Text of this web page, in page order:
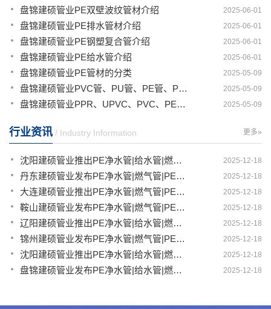
2025-06-01
盘锦建硕管业PE双壁波纹管材介绍
2025-06-01
盘锦建硕管业PE排水管材介绍
2025-06-01
盘锦建硕管业PE钢塑复合管介绍
2025-06-01
盘锦建硕管业PE给水管介绍
2025-05-09
盘锦建硕管业PE管材的分类
2025-05-09
盘锦建硕管业PVC管、PU管、PE管、PP管有那些区别
2025-05-09
盘锦建硕管业PPR、UPVC、PVC、PERT、PE、HDPE塑料管材详解
更多»
行业资讯 / Industry Information
2025-12-18
沈阳建硕管业推出PE净水管|给水管|燃气管|PERT供热管|电力护套管一体化智造解决方案
2025-12-18
丹东建硕管业发布PE净水管|燃气管|PERT供热管|电力护套管|农田灌溉管智能生产新范式
2025-12-18
大连建硕管业推出PE净水管|燃气管|PERT供热管|电力护套管|农田灌溉管融合智造新生态
2025-12-18
鞍山建硕管业发布PE净水管|燃气管|PERT供热管|电力护套管|农田灌溉管全链路应用新方案
2025-12-18
辽阳建硕管业推出PE净水管|给水管|燃气管|PERT供热管|电力护套管多维融合智造平台
2025-12-18
锦州建硕管业发布PE净水管|燃气管|PERT供热管|电力护套管|农田灌溉管智慧应用生态体系
2025-12-18
沈阳建硕管业推出PE净水管|给水管|燃气管|PERT供热管|电力护套管一体化智造方案
2025-12-18
盘锦建硕管业发布PE净水管|给水管|燃气管|PERT供热管|电力护套管智慧生产新范式